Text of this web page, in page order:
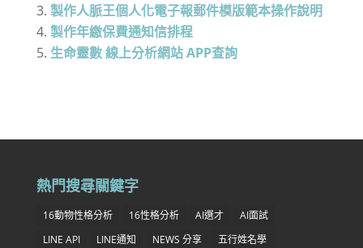
製作人脈王個人化電子報郵件模版範本操作說明
製作年繳保費通知信排程
生命靈數 線上分析網站 APP查詢
熱門搜尋關鍵字
16動物性格分析 16性格分析 AI選才
AI面試
LINE API
LINE通知 NEWS 分享
五行姓名學